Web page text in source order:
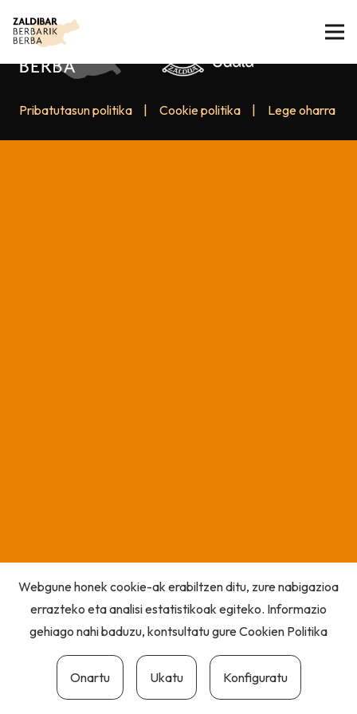
Pribatutasun politika Cookie politika Lege oharra
Webgune honek cookie-ak erabiltzen ditu, zure nabigazioa
errazteko eta analisi estatistikoak egiteko. Informazio
gehiago nahi baduzu, kontsultatu gureCookien Politika
Onartu Ukatu Konfiguratu